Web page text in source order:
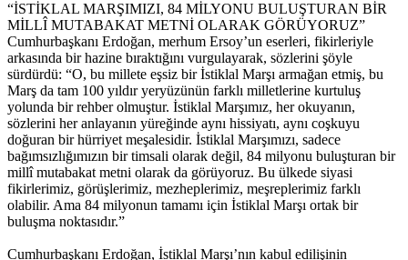
“İSTİKLAL MARŞIMIZI, 84 MİLYONU BULUŞTURAN BİR
MİLLÎ MUTABAKAT METNİ OLARAK GÖRÜYORUZ”
Cumhurbaşkanı Erdoğan, merhum Ersoy’un eserleri, fikirleriyle
arkasında bir hazine bıraktığını vurgulayarak, sözlerini şöyle
sürdürdü: “O, bu millete eşsiz bir İstiklal Marşı armağan etmiş, bu
Marş da tam 100 yıldır yeryüzünün farklı milletlerine kurtuluş
yolunda bir rehber olmuştur. İstiklal Marşımız, her okuyanın,
sözlerini her anlayanın yüreğinde aynı hissiyatı, aynı coşkuyu
doğuran bir hürriyet meşalesidir. İstiklal Marşımızı, sadece
bağımsızlığımızın bir timsali olarak değil, 84 milyonu buluşturan bir
millî mutabakat metni olarak da görüyoruz. Bu ülkede siyasi
fikirlerimiz, görüşlerimiz, mezheplerimiz, meşreplerimiz farklı
olabilir. Ama 84 milyonun tamamı için İstiklal Marşı ortak bir
buluşma noktasıdır.”
Cumhurbaşkanı Erdoğan, İstiklal Marşı’nın kabul edilişinin